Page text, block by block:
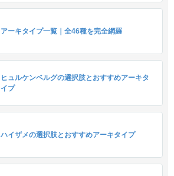
アーキタイプ一覧｜全46種を完全網羅
ヒュルケンベルグの選択肢とおすすめアーキタ
イプ
ハイザメの選択肢とおすすめアーキタイプ